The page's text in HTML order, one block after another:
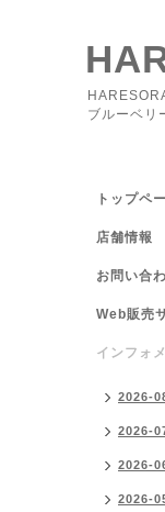
ブルーベリ
トップペ
店舗情報
お問い合
Web販売
インフォ
2026-
2026-
2026-
2026-